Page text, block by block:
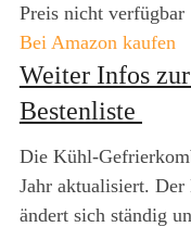
Preis nicht verfügbar
Bei Amazon kaufen
Weiter Infos
Bestenliste
Die Kühl-
Jahr aktualisiert.
ändert sich ständig